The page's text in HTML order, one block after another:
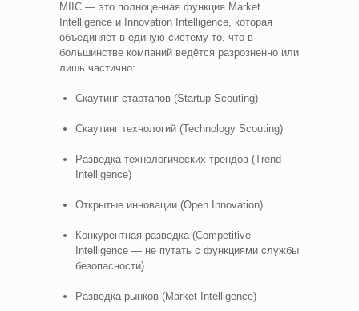
MIIC — это полноценная функция Market
Intelligence и Innovation Intelligence, которая
объединяет в единую систему то, что в
большинстве компаний ведётся разрозненно или
лишь частично:
Скаутинг стартапов (Startup Scouting)
Скаутинг технологий (Technology Scouting)
Разведка технологических трендов (Trend
Intelligence)
Открытые инновации (Open Innovation)
Конкурентная разведка (Competitive
Intelligence — не путать с функциями службы
безопасности)
Разведка рынков (Market Intelligence)